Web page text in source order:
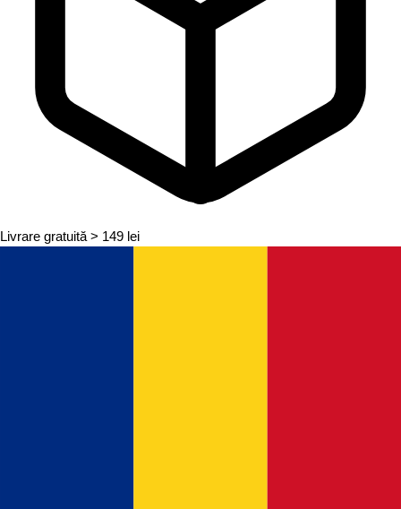
Livrare gratuită > 149 lei